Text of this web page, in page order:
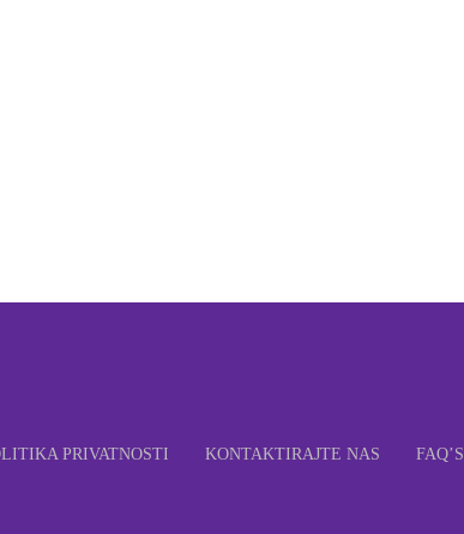
PRIVATNOSTI KONTAKTIRAJTE NAS FAQ’S